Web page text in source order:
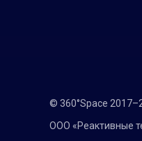
© 360°Space
ООО «Реактивные